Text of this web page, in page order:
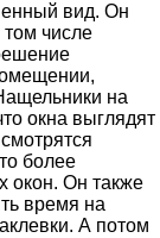
вид. Он
числе
на
окна выглядят
более
окон. Он также
время на
А потом